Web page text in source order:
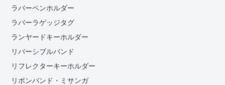
ラバーペンホルダー
ラバーラゲッジタグ
ランヤードキーホルダー
リバーシブルバンド
リフレクターキーホルダー
リボンバンド・ミサンガ